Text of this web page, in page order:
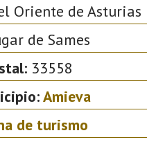
Oriente de Asturias
de Sames
33558
Amieva
de turismo